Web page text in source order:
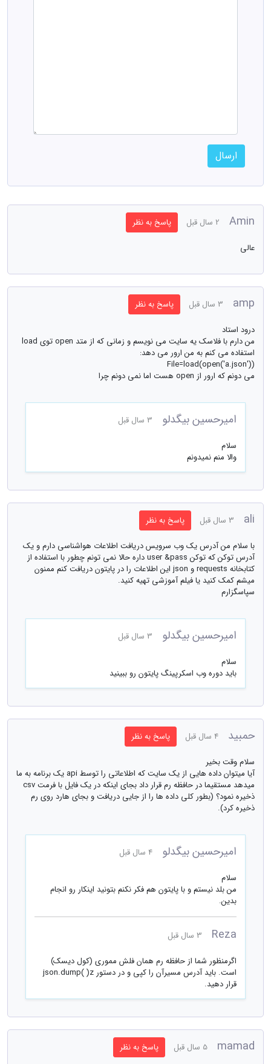
ارسال
Amin 2 سال قبل
پاسخ به نظر
عالی
amp 3 سال قبل
پاسخ به نظر
درود استاد
من دارم با فلاسک یه سایت می نویسم و زمانی که از متد open توی load
استفاده می کنم به من ارور می دهد:
File=load(open('a.json'))
می دونم که ارور از open هست اما نمی دونم چرا
امیرحسین بیگدلو
3 سال قبل
سلام
والا منم نمیدونم
ali 3 سال قبل
پاسخ به نظر
با سلام من آدرس یک وب سرویس دریافت اطلاعات هواشناسی دارم و یک
آدرس توکن که توکن user &pass داره حالا نمی تونم چطور با استفاده از
کتابخانه requests و json این اطلاعات را در پایتون دریافت کنم ممنون
میشم کمک کنید یا فیلم آموزشی تهیه کنید.
سپاسگزارم
امیرحسین بیگدلو
3 سال قبل
سلام
باید دوره وب اسکرپینگ پایتون رو ببینید
حمبید 4 سال قبل
پاسخ به نظر
سلام وقت بخیر
آیا میتوان داده هایی از یک سایت که اطلاعاتی را توسط api یک برنامه به ما
میدهد مستقیما در حافظه رم قرار داد بجای اینکه در یک فایل با فرمت csv
ذخیره نمود؟ (بطور کلی داده ها را از جایی دریافت و بجای هارد روی رم
ذخیره کرد).
امیرحسین بیگدلو
4 سال قبل
سلام
من بلد نیستم و با پایتون هم فکر نکنم بتونید اینکار رو انجام
بدین.
Reza
3 سال قبل
اگرمنظور شما از حافظه رم همان فلش مموری (کول دیسک)
است. باید آدرس مسیرآن را کپی و در دستور json.dump( )z
قرار دهید.
mamad 5 سال قبل
پاسخ به نظر